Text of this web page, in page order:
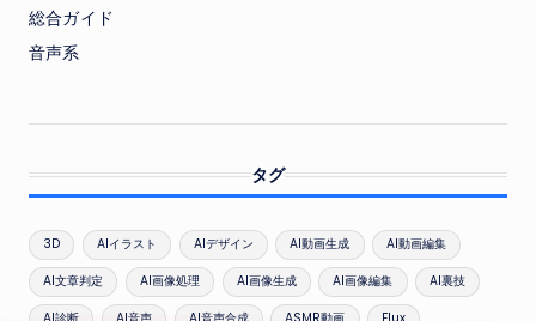
総合ガイド
音声系
タグ
3D AIイラスト AIデザイン AI動画生成 AI動画編集
AI文章判定 AI画像処理 AI画像生成 AI画像編集 AI裏技